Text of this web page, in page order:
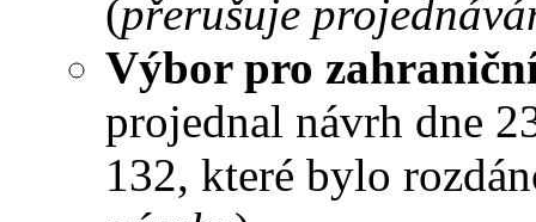
(přerušuje
Výbor pro
projednal návrh dne
132, které bylo